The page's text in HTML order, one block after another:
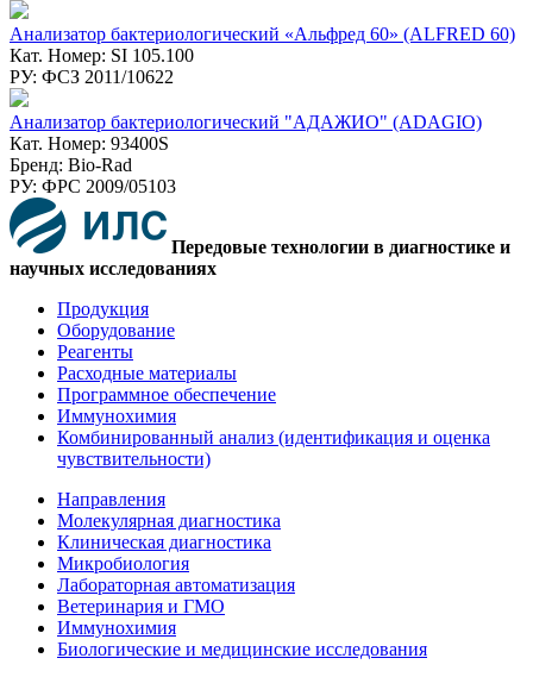
Анализатор бактериологический «Альфред 60» (ALFRED 60)
Кат. Номер: SI 105.100
РУ: ФСЗ 2011/10622
Анализатор бактериологический "АДАЖИО" (ADAGIO)
Кат. Номер: 93400S
Бренд: Bio-Rad
РУ: ФPC 2009/05103
Передовые технологии в диагностике и
научных исследованиях
Продукция
Оборудование
Реагенты
Расходные материалы
Программное обеспечение
Иммунохимия
Комбинированный анализ (идентификация и оценка
чувствительности)
Направления
Молекулярная диагностика
Клиническая диагностика
Микробиология
Лабораторная автоматизация
Ветеринария и ГМО
Иммунохимия
Биологические и медицинские исследования